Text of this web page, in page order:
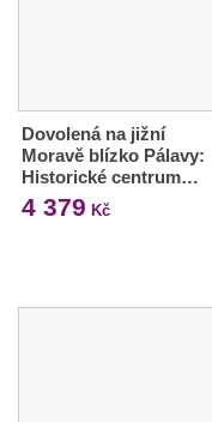
Dovolená na jižní
Moravě blízko Pálavy:
Historické centrum…
4 379 Kč